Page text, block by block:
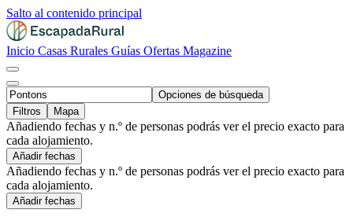
Salto al contenido principal
Inicio Casas Rurales Guías Ofertas Magazine
Opciones de búsqueda
Filtros
Mapa
Añadiendo fechas y n.º de personas podrás ver el precio exacto para
cada alojamiento.
Añadir fechas
Añadiendo fechas y n.º de personas podrás ver el precio exacto para
cada alojamiento.
Añadir fechas